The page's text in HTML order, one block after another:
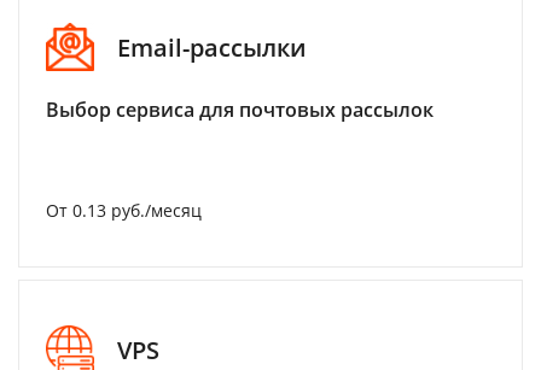
Email-рассылки
Выбор сервиса для почтовых рассылок
От 0.13 руб./месяц
VPS